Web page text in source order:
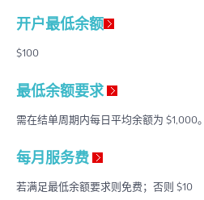
开户最低余额
$100
最低余额要求
需在结单周期内每日平均余额为 $1,000。
每月服务费
若满足最低余额要求则免费；否则 $10